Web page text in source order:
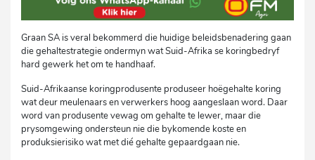
Graan SA is veral bekommerd die huidige beleidsbenadering gaan
die gehaltestrategie ondermyn wat Suid-Afrika se koringbedryf
hard gewerk het om te handhaaf.
Suid-Afrikaanse koringprodusente produseer hoëgehalte koring
wat deur meulenaars en verwerkers hoog aangeslaan word. Daar
word van produsente vewag om gehalte te lewer, maar die
prysomgewing ondersteun nie die bykomende koste en
produksierisiko wat met dié gehalte gepaardgaan nie.